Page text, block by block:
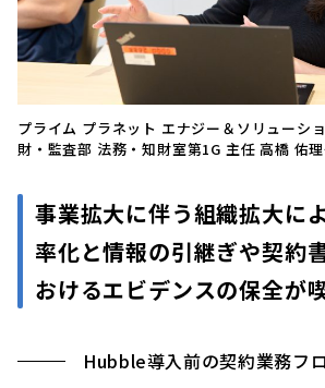
プライム プラネット エナジー＆ソリューシ
財・監査部 法務・知財室第1G 主任 高橋 佑
事業拡大に伴う組織拡大に
率化と情報の引継ぎや契約
おけるエビデンスの保全が
Hubble導入前の契約業務フ